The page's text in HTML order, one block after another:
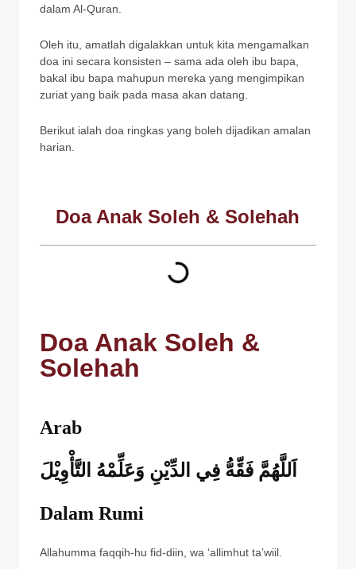
dalam Al-Quran.
Oleh itu, amatlah digalakkan untuk kita mengamalkan
doa ini secara konsisten – sama ada oleh ibu bapa,
bakal ibu bapa mahupun mereka yang mengimpikan
zuriat yang baik pada masa akan datang.
Berikut ialah doa ringkas yang boleh dijadikan amalan
harian.
Doa Anak Soleh & Solehah
Doa Anak Soleh &
Solehah
Arab
اَللَّهُمَّ فَقِّهُّ فِي الدِّيْنِ وَعَلِّمْهُ التَّأْوِيْلَ
Dalam Rumi
Allahumma faqqih-hu fid-diin, wa ‘allimhut ta’wiil.